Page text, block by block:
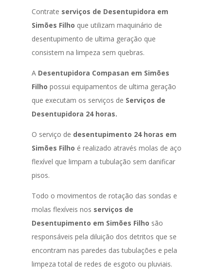
Contrate serviços de Desentupidora em
Simões Filho que utilizam maquinário de
desentupimento de ultima geração que
consistem na limpeza sem quebras.
A Desentupidora Compasan em Simões
Filho possui equipamentos de ultima geração
que executam os serviços de Serviços de
Desentupidora 24 horas.
O serviço de desentupimento 24 horas em
Simões Filho é realizado através molas de aço
flexível que limpam a tubulação sem danificar
pisos.
Todo o movimentos de rotação das sondas e
molas flexíveis nos serviços de
Desentupimento em Simões Filho são
responsáveis pela diluição dos detritos que se
encontram nas paredes das tubulações e pela
limpeza total de redes de esgoto ou pluviais.